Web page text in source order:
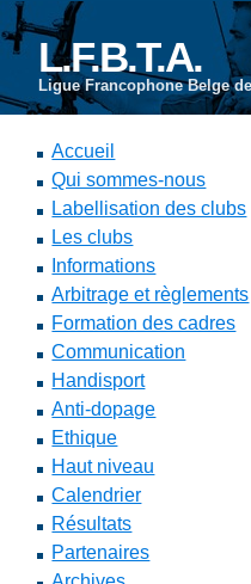
L.F.B.T.A.
Ligue Francophone Belge
Accueil
Qui sommes-nous
Labellisation des clubs
Les clubs
Informations
Arbitrage et règlements
Formation des cadres
Communication
Handisport
Anti-dopage
Ethique
Haut niveau
Calendrier
Résultats
Partenaires